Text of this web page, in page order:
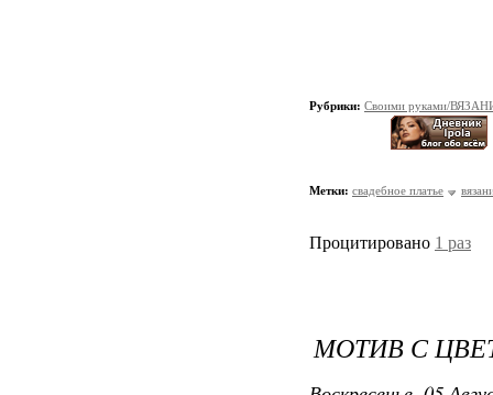
Рубрики: Своими руками/
Метки: свадебное платье
Процитировано 1 раз
МОТИВ С